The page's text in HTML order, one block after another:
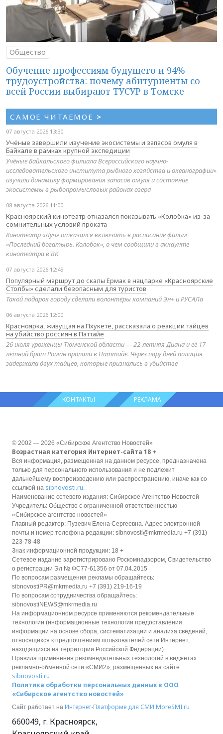
Общество
Обучение профессиям будущего и 94%
трудоустройства: почему абитуриенты со
всей России выбирают ТУСУР в Томске
САМОЕ ЧИТАЕМОЕ >
07 августа 2026 13:30
Учёные завершили изучение экосистемы и запасов омуля в
Байкале в рамках крупной экспедиции
Учёные Байкальского филиала Всероссийского научно-
исследовательского института рыбного хозяйства и океанографии»
изучили динамику формирования запасов омуля и состояние
экосистемы в рыбопромысловых районах озера
08 августа 2026 11:00
Красноярский кинотеатр отказался показывать «Колобка» из-за
сомнительных условий проката
Кинотеатр «Луч» отказался включать в расписание фильм
«Последний богатырь. Колобок», о чем сообщили в аккаунте
кинотеатра в ВК
07 августа 2026 12:45
Популярный маршрут до скалы Ермак в нацпарке «Красноярские
Столбы» сделали безопасным для туристов
Такой подарок городу сделали волонтёры компаний Эн+ и РУСАЛа
06 августа 2026 12:00
Красноярка, живущая на Пхукете, рассказала о реакции тайцев
на убийство россиян в Паттайе
26 июля уроженцы Тюменской области — 22-летняя Диана и её 17-
летний брат Роман пропали в Паттайе. Через пару дней полиция
задержала двух тайцев, которые признались в убийстве
КОНТАКТЫ РЕКЛАМА
© 2002 — 2026 «Сибирское Агентство Новостей»
Возрастная категория Интернет-сайта 18 +
Вся информация, размещенная на данном ресурсе, предназначена
только для персонального использования и не подлежит
дальнейшему воспроизведению или распространению, иначе как со
ссылкой на sibnovosti.ru.
Наименование сетевого издания: Сибирское Агентство Новостей
Учредитель: Общество с ограниченной ответственностью
«Сибирское агентство новостей»
Главный редактор: Пузевич Елена Сергеевна. Адрес электронной
почты и номер телефона редакции: sibnovosti@mkrmedia.ru +7 (391)
223-78-48
Знак информационной продукции: 18 +
Сетевое издание зарегистрировано Роскомнадзором, Свидетельство
о регистрации Эл № ФС77-61356 от 07.04.2015
По вопросам размещения рекламы обращайтесь:
sibnovostiPR@mkrmedia.ru +7 (391) 219-16-19
По вопросам сотрудничества обращайтесь:
sibnovostiNEWS@mkrmedia.ru
На информационном ресурсе применяются рекомендательные
технологии (информационные технологии предоставления
информации на основе сбора, систематизации и анализа сведений,
относящихся к предпочтениям пользователей сети Интернет,
находящихся на территории Российской Федерации).
Правила применения рекомендательных технологий в виджетах
рекламно-обменной сети «СМИ2», размещенных на сайте
sibnovosti.ru
Политика обработки персональных данных в ООО
«Сибирское агентство новостей»
Сайт работает на Интернет-Платформе для СМИ MoreSMI.ru
660049, г. Красноярск,